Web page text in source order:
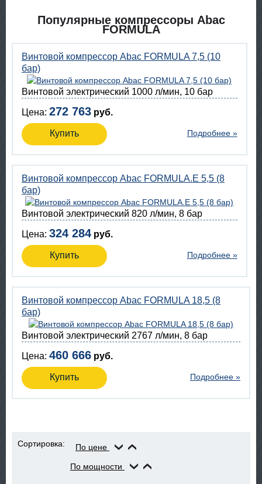
Популярные компрессоры Abac
FORMULA
Винтовой компрессор Abac FORMULA 7,5 (10
бар)
Винтовой электрический 1000 л/мин, 10 бар
Цена: 272 763 руб.
Купить Подробнее »
Винтовой компрессор Abac FORMULA.E 5,5 (8
бар)
Винтовой электрический 820 л/мин, 8 бар
Цена: 324 284 руб.
Купить Подробнее »
Винтовой компрессор Abac FORMULA 18,5 (8
бар)
Винтовой электрический 2767 л/мин, 8 бар
Цена: 460 666 руб.
Купить Подробнее »
Сортировка: По цене
По мощности